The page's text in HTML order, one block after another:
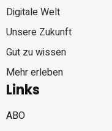
Digitale Welt
Unsere Zukunft
Gut zu wissen
Mehr erleben
Links
ABO